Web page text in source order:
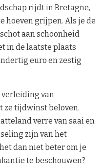
rijdt in Bretagne,
hoeven grijpen. Als je de
aan schoonheid
in de laatste plaats
euro en zestig
verleiding van
ze tijdwinst beloven.
verre van saai en
zijn van het
dan niet beter om je
te beschouwen?